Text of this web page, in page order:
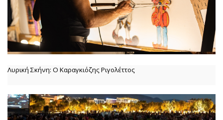
Λυρική Σκήνη: Ο Καραγκιόζης Ριγολέττος